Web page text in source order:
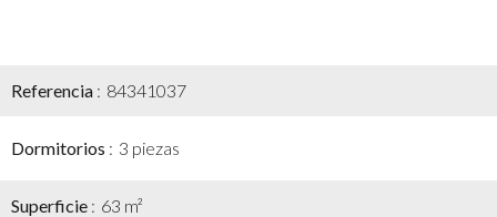
Referencia 84341037
Dormitorios 3 piezas
Superficie 63 m²